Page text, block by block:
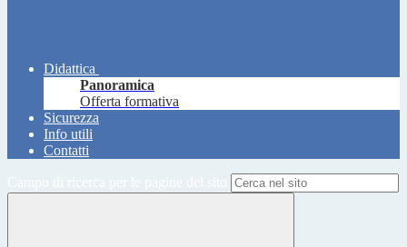
Didattica
Panoramica
Offerta formativa
Sicurezza
Info utili
Contatti